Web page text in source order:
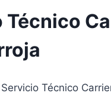
Técnico
Servicio Técnico